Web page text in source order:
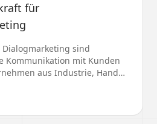
für
sind
Kommunikation mit Kunden
aus Industrie, Handel